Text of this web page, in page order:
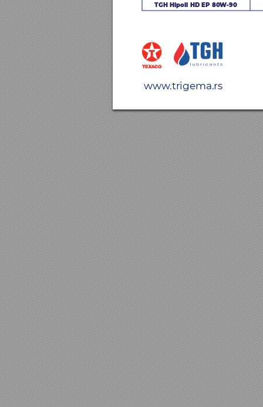
www.trigema.rs
TGH Hipoil HD EP 80W-90